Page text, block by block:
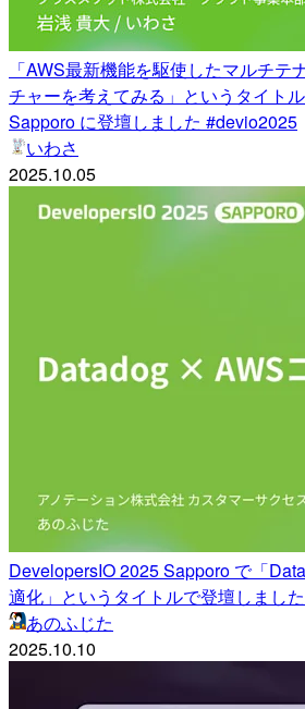
「AWS最新機能を駆使したマルチテ
チャーを考えてみる」というタイト
Sapporo に登壇しました #devio2025
いわさ
2025.10.05
DevelopersIO 2025 Sapporo で「
適化」というタイトルで登壇しまし
あのふじた
2025.10.10